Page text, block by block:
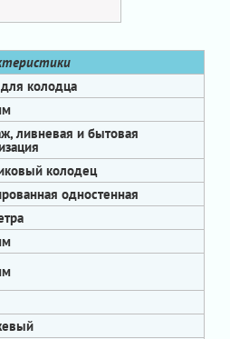
колодца
ливневая и бытовая
колодец
одностенная